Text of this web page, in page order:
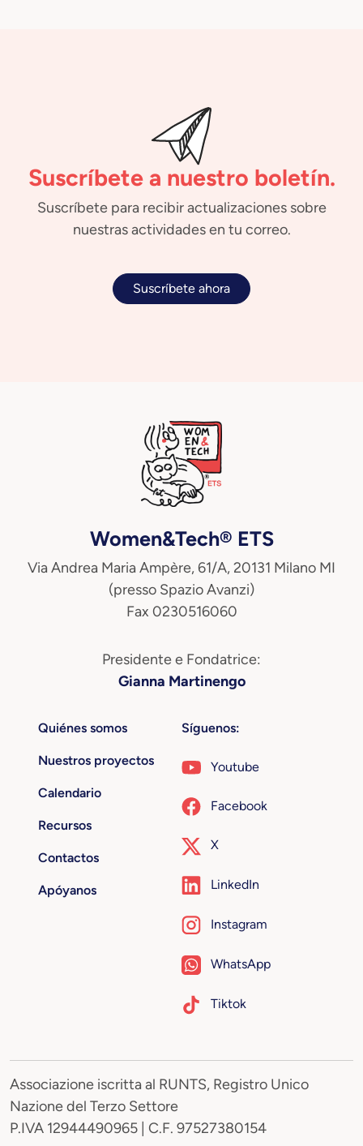
Suscríbete a nuestro boletín.
Suscríbete para recibir actualizaciones sobre
nuestras actividades en tu correo.
Suscríbete ahora
Women&Tech® ETS
Via Andrea Maria Ampère, 61/A, 20131 Milano MI
(presso Spazio Avanzi)
Fax 0230516060
Presidente e Fondatrice:
Gianna Martinengo
Quiénes somos
Nuestros proyectos
Calendario
Recursos
Contactos
Apóyanos
Síguenos:
Youtube
Facebook
X
LinkedIn
Instagram
WhatsApp
Tiktok
Associazione iscritta al RUNTS, Registro Unico
Nazione del Terzo Settore
P.IVA 12944490965 | C.F. 97527380154